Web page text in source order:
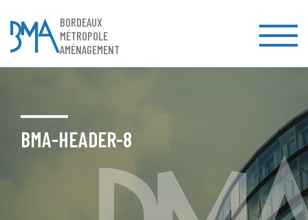
BORDEAUX
MÉTROPOLE
AMÉNAGEMENT
BMA-HEADER-8